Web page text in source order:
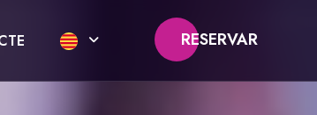
RESERVAR